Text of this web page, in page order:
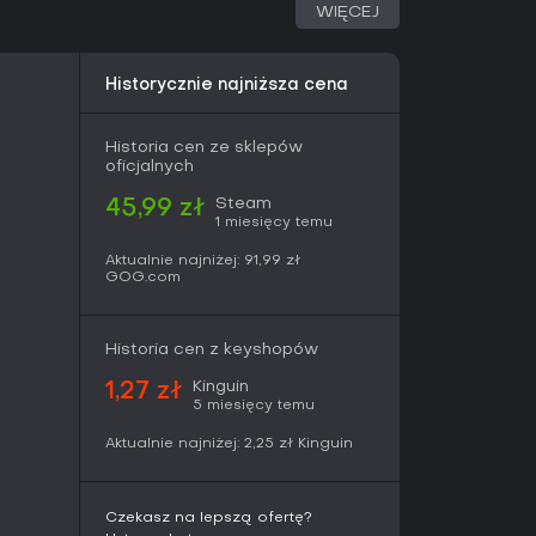
przede wszystkim graczom, którzy cenią
wcześniejszych tytułów studia.
z opcjonalnym trybem
nie przesłaniając jednak głównych
serwis z aktualizacjami. Gracze poszukujący
powtórek gier logicznych w nietypowej
WIĘCEJ
Historycznie najniższa cena
Historia cen ze sklepów
oficjalnych
45,99 zł Steam
1 miesięcy temu
Aktualnie najniżej: 91,99 zł
GOG.com
Historia cen z keyshopów
1,27 zł Kinguin
5 miesięcy temu
Aktualnie najniżej: 2,25 zł Kinguin
Czekasz na lepszą ofertę?